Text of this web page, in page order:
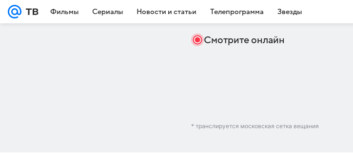
Фильмы Сериалы Новости и статьи Телепрограмма Звезды
Смотрите онлайн
* транслируется московская сетка вещания